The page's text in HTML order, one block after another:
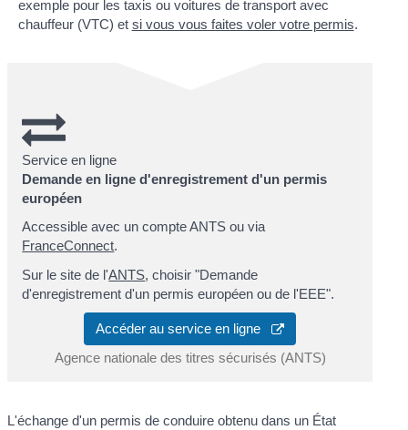
exemple pour les taxis ou voitures de transport avec
chauffeur (VTC) et si vous vous faites voler votre permis.
Service en ligne
Demande en ligne d'enregistrement d'un permis
européen
Accessible avec un compte ANTS ou via
FranceConnect.
Sur le site de l'ANTS, choisir "Demande
d'enregistrement d'un permis européen ou de l'EEE".
Accéder au service en ligne
Agence nationale des titres sécurisés (ANTS)
L'échange d'un permis de conduire obtenu dans un État